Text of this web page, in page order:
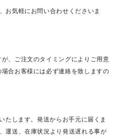
お気軽にお問い合わせくださいま
、ご注文のタイミングによりご用意
合お客様には必ず連絡を致しますの
たします。発送からお手元に届くま
運送、在庫状況より発送遅れる事が